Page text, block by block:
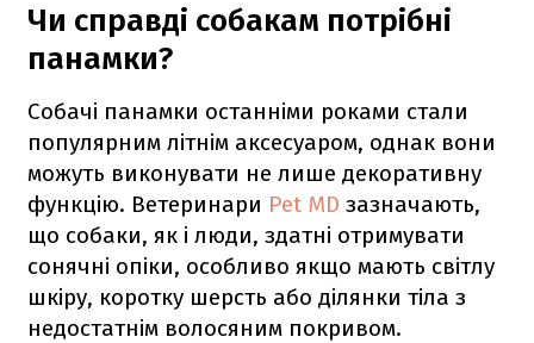
Чи справді собакам потрібні
панамки?
Собачі панамки останніми роками стали
популярним літнім аксесуаром, однак вони
можуть виконувати не лише декоративну
функцію. Ветеринари Pet MD зазначають,
що собаки, як і люди, здатні отримувати
сонячні опіки, особливо якщо мають світлу
шкіру, коротку шерсть або ділянки тіла з
недостатнім волосяним покривом.